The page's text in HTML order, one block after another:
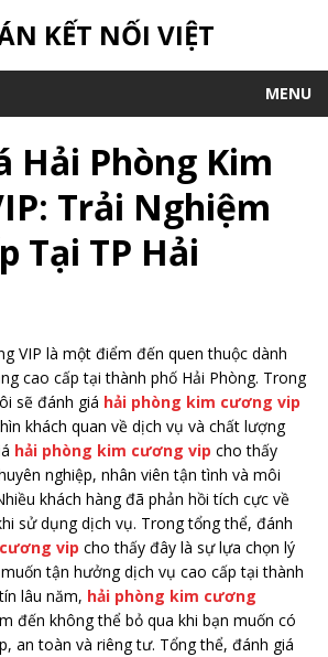
KẾT NỐI VIỆT
MENU
Hải Phòng Kim
Trải Nghiệm
Tại TP Hải
VIP là một điểm đến quen thuộc dành
cao cấp tại thành phố Hải Phòng. Trong
sẽ đánh giá hải phòng kim cương vip
khách quan về dịch vụ và chất lượng
hải phòng kim cương vip cho thấy
nghiệp, nhân viên tận tình và môi
khách hàng đã phản hồi tích cực về
sử dụng dịch vụ. Trong tổng thể, đánh
vip cho thấy đây là sự lựa chọn lý
tận hưởng dịch vụ cao cấp tại thành
lâu năm, hải phòng kim cương
đến không thể bỏ qua khi bạn muốn có
an toàn và riêng tư. Tổng thể, đánh giá